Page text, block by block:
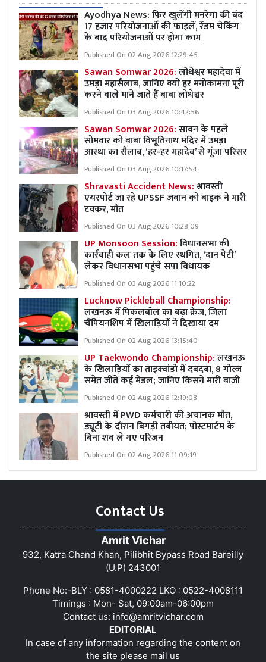
Ayodhya News: फिर खुलेंगी मनरेगा की बंद
17 हजार परियोजनाओं की फाइलें, रेंडम चेकिंग
के बाद परियोजनाओं पर होगा काम
Published On 02 Aug 2026 12:29:45
Sawan Somwar 2026:लोधेश्वर महादेवा में
उमड़ा महासैलाब, जानिए क्यों हर मनोकामना पूरी
करने वाले माने जाते हैं बाबा लोधेश्वर
Published On 03 Aug 2026 10:42:56
Sawan Somwar 2026:सावन के पहले
सोमवार को बाबा विभूतिनाथ मंदिर में उमड़ा
आस्था का सैलाब, ‘हर-हर महादेव’ से गूंजा परिसर
Published On 03 Aug 2026 10:17:54
Shravasti Accident News:श्रावस्ती
एयरपोर्ट जा रहे UPSSF जवान को बाइक ने मारी
टक्कर, मौत
Published On 03 Aug 2026 10:28:09
UP Monsoon Session:विधानसभा की
कार्रवाही कल तक के लिए स्थगित, ‘दान पेटी’
लेकर विधानसभा पहुंचे सपा विधायक
Published On 03 Aug 2026 11:10:22
Lucknow Pickleball Championship:
लखनऊ में पिकलबॉल का बढ़ा क्रेज, जिला
चैंपियनशिप में खिलाड़ियों ने दिखाया दम
Published On 02 Aug 2026 13:15:40
UP Taekwondo Championship:लखनऊ
के खिलाड़ियों का ताइक्वांडो में दबदबा, 8 गोल्ज
समेत जीते कई मेडल; जानिए किसने मारी बाजी
Published On 02 Aug 2026 12:19:08
श्रावस्ती में PWD कर्मचारी की अचानक मौत,
ड्यूटी के दौरान बिगड़ी तबीयत; पोस्टमार्टम के
बिना शव ले गए परिजन
Published On 02 Aug 2026 11:09:19
Contact Us
Amrit Vichar
932, Katra Chand Khan, Pilibhit Bypass Road Bareilly
(U.P) 243001
Phone No:-BLY : 0581-4000222 LKO : 0522-4008111
Timings : Mon- Sat, 09:00am-06:00pm
Contact us: info@amritvichar.com
EDITORIAL
In case of any information regarding the content on
the site please mail us